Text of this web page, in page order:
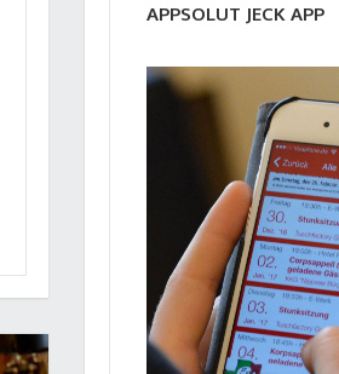
APPSOLUT JECK APP